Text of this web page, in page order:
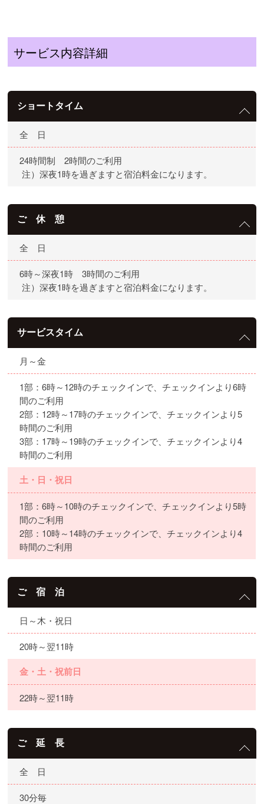
サービス内容詳細
ショートタイム
全 日
24時間制 2時間のご利用
注）深夜1時を過ぎますと宿泊料金になります。
ご 休 憩
全 日
6時～深夜1時 3時間のご利用
注）深夜1時を過ぎますと宿泊料金になります。
サービスタイム
月～金
1部：6時～12時のチェックインで、チェックインより6時
間のご利用
2部：12時～17時のチェックインで、チェックインより5
時間のご利用
3部：17時～19時のチェックインで、チェックインより4
時間のご利用
土・日・祝日
1部：6時～10時のチェックインで、チェックインより5時
間のご利用
2部：10時～14時のチェックインで、チェックインより4
時間のご利用
ご 宿 泊
日～木・祝日
20時～翌11時
金・土・祝前日
22時～翌11時
ご 延 長
全 日
30分毎